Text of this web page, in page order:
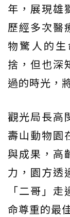
年，展現雄
歷經多次醫
物驚人的
捨，但也深
過的時光，
觀光局長高
壽山動物園
與成果，高
力，園方透
「二哥」
命尊重的最